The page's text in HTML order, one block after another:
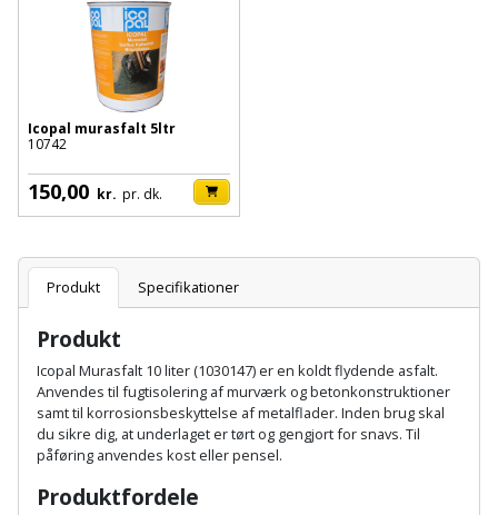
Fugtsikring
Garageport
Gelænder
Gips
Hardieplank
brædder
Hemsestige
Isolering
Komposit
Fugepistol
skumpistol
Gevindskærer
Gipsværktøj
Glasløfter
Glasskærer
Hæftepistol
og
hammer
Hammer
Betonsliber
Bindemaskine
Bits
Bor
Bordrundsav
Bore-
og
skruemaskine
Borehammer
Motorenhed
Motorsav
og
kædesav
Motorsav
kædesav
tilbehør
Pælebor
Plæneklipper
Plæneklipper
tilbehør
Brænde
Brændeovn
Brandslukker
Brugskunst
Damprengøring
Dørmåtte
Dørrist
Drivhus
Drivhustilbehør
afrensning
Spartelmasse
til
væg
Tape
Stålvask
Ventilation
og
Gaveideer
Icopal murasfalt 5ltr
10742
150,00 kr. pr. dk.
Produkt Specifikationer
Produkt
Icopal Murasfalt 10 liter (1030147) er en koldt flydende asfalt.
Anvendes til fugtisolering af murværk og betonkonstruktioner
samt til korrosionsbeskyttelse af metalflader. Inden brug skal
du sikre dig, at underlaget er tørt og gengjort for snavs. Til
påføring anvendes kost eller pensel.
Produktfordele